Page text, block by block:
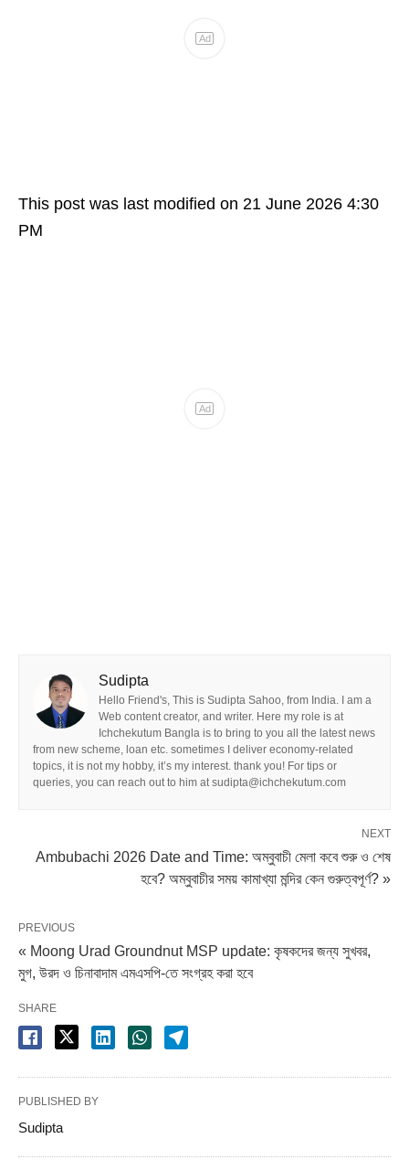
This post was last modified on 21 June 2026 4:30
PM
Sudipta
Hello Friend's, This is Sudipta Sahoo, from India. I am a
Web content creator, and writer. Here my role is at
Ichchekutum Bangla is to bring to you all the latest news
from new scheme, loan etc. sometimes I deliver economy-related
topics, it is not my hobby, it’s my interest. thank you! For tips or
queries, you can reach out to him at sudipta@ichchekutum.com
NEXT
Ambubachi 2026 Date and Time: অম্বুবাচী মেলা কবে শুরু ও শেষ
হবে? অম্বুবাচীর সময় কামাখ্যা মন্দির কেন গুরুত্বপূর্ণ? »
PREVIOUS
« Moong Urad Groundnut MSP update: কৃষকদের জন্য সুখবর,
মুগ, উরদ ও চিনাবাদাম এমএসপি-তে সংগ্রহ করা হবে
SHARE
PUBLISHED BY
Sudipta